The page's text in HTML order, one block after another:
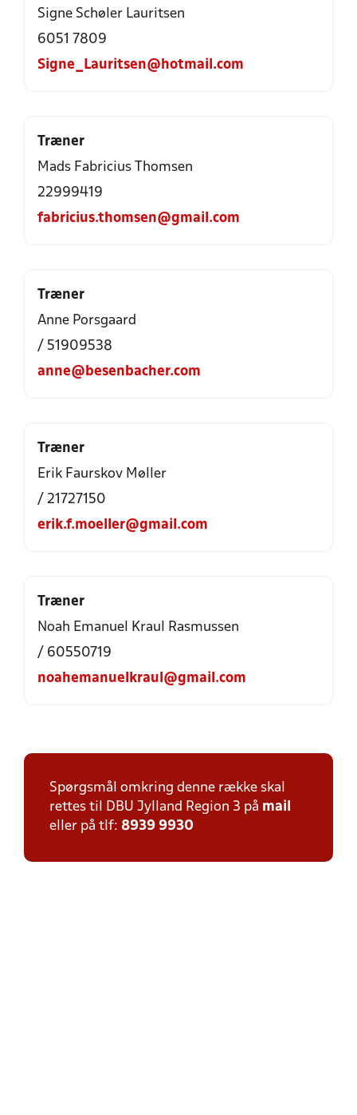
Signe Schøler Lauritsen
6051 7809
Signe_Lauritsen@hotmail.com
Træner
Mads Fabricius Thomsen
22999419
fabricius.thomsen@gmail.com
Træner
Anne Porsgaard
/ 51909538
anne@besenbacher.com
Træner
Erik Faurskov Møller
/ 21727150
erik.f.moeller@gmail.com
Træner
Noah Emanuel Kraul Rasmussen
/ 60550719
noahemanuelkraul@gmail.com
Spørgsmål omkring denne række skal
rettes til DBU Jylland Region 3 på mail
eller på tlf: 8939 9930